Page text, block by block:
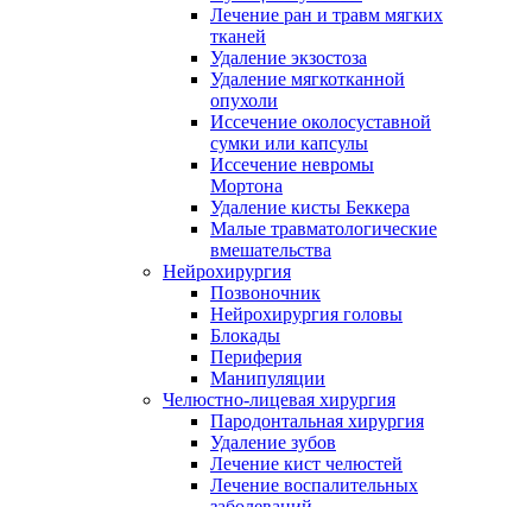
Лечение ран и травм мягких
тканей
Удаление экзостоза
Удаление мягкотканной
опухоли
Иссечение околосуставной
сумки или капсулы
Иссечение невромы
Мортона
Удаление кисты Беккера
Малые травматологические
вмешательства
Нейрохирургия
Позвоночник
Нейрохирургия головы
Блокады
Периферия
Манипуляции
Челюстно-лицевая хирургия
Пародонтальная хирургия
Удаление зубов
Лечение кист челюстей
Лечение воспалительных